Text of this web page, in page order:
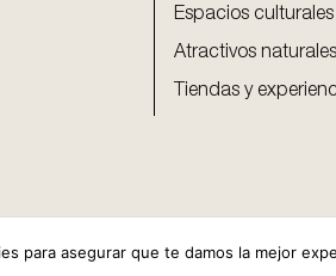
Espacios culturales
Atractivos naturales
Tiendas y
para asegurar que te damos la mejor